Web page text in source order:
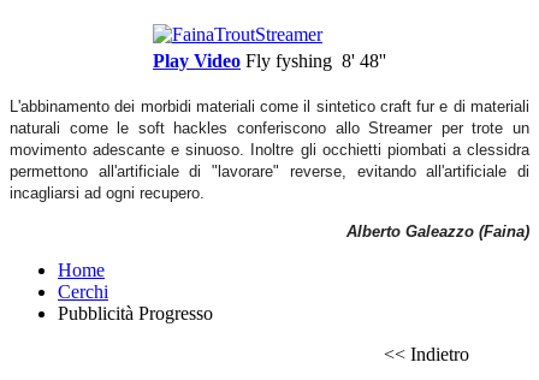
Play Video Fly fyshing 8' 48''
L'abbinamento dei morbidi materiali come il sintetico craft fur e di materiali
naturali come le soft hackles conferiscono allo Streamer per trote un
movimento adescante e sinuoso. Inoltre gli occhietti piombati a clessidra
permettono all'artificiale di "lavorare" reverse, evitando all'artificiale di
incagliarsi ad ogni recupero.
Alberto Galeazzo (Faina)
Home
Cerchi
Pubblicità Progresso
<< Indietro